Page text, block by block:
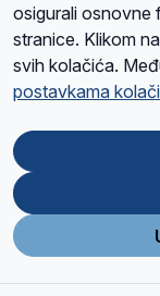
O namaRadio
Ova stranica je
Store
osigurali osnovne
stranice. Klikom
svih kolačića.
postavkama